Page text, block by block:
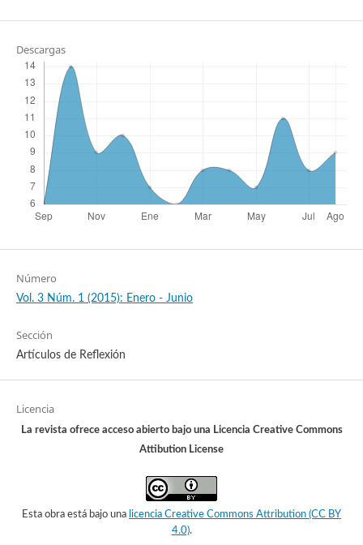
Descargas
Número
Vol. 3 Núm. 1 (2015): Enero - Junio
Sección
Artículos de Reflexión
Licencia
La revista ofrece acceso abierto bajo una Licencia Creative Commons
Attibution License
Esta obra está bajo una licencia Creative Commons Attribution (CC BY
4.0).